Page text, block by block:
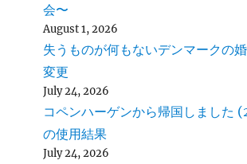
会〜
August 1, 2026
失うものが何もないデンマークの
変更
July 24, 2026
コペンハーゲンから帰国しました
の使用結果
July 24, 2026